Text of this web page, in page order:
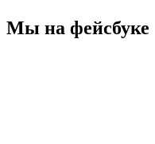
Мы на фейсбуке